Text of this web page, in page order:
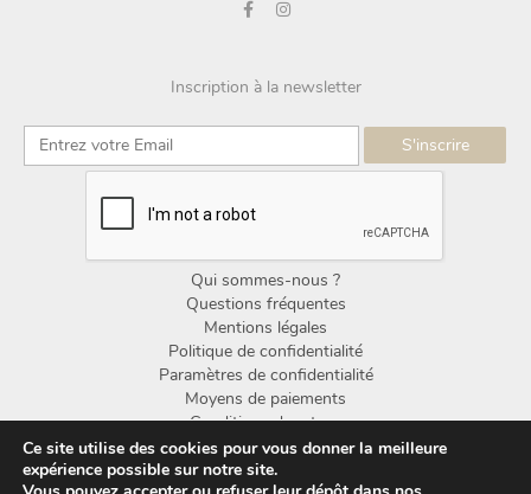
Inscription à la newsletter
Qui sommes-nous ?
Questions fréquentes
Mentions légales
Politique de confidentialité
Paramètres de confidentialité
Moyens de paiements
Conditions de retour
Conditions générales de vente
Ce site utilise des cookies pour vous donner la meilleure
expérience possible sur notre site.